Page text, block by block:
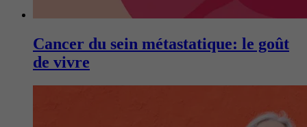
Cancer du sein métastatique: le goût
de vivre